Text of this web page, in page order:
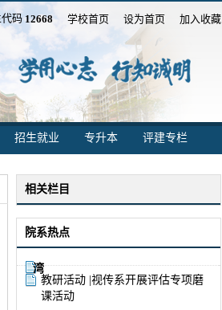
代码12668 学校首页 设为首页 加入收藏
招生就业 专升本 评建专栏
相关栏目
院系热点
湾
生
万
教研活动 |视传系开展评估专项磨
课活动